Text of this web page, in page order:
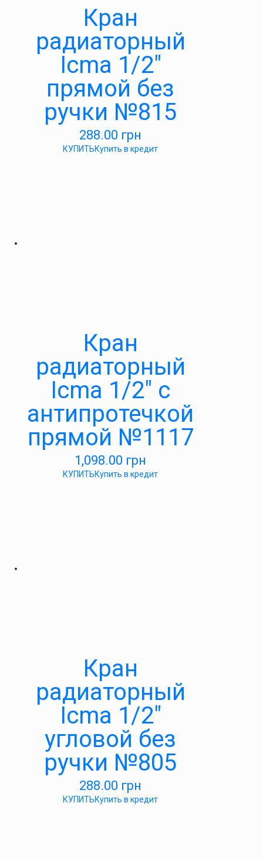
Кран
радиаторный
Icma 1/2″
прямой без
ручки №815
288.00 грн
КУПИТЬКупить в кредит
Кран
радиаторный
Icma 1/2″ с
антипротечкой
прямой №1117
1,098.00 грн
КУПИТЬКупить в кредит
Кран
радиаторный
Icma 1/2″
угловой без
ручки №805
288.00 грн
КУПИТЬКупить в кредит